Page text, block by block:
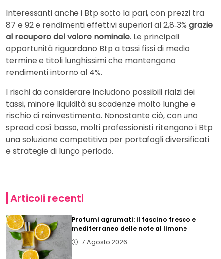
Interessanti anche i Btp sotto la pari, con prezzi tra
87 e 92 e rendimenti effettivi superiori al 2,8‑3% grazie
al recupero del valore nominale. Le principali
opportunità riguardano Btp a tassi fissi di medio
termine e titoli lunghissimi che mantengono
rendimenti intorno al 4%.
I rischi da considerare includono possibili rialzi dei
tassi, minore liquidità su scadenze molto lunghe e
rischio di reinvestimento. Nonostante ciò, con uno
spread così basso, molti professionisti ritengono i Btp
una soluzione competitiva per portafogli diversificati
e strategie di lungo periodo.
Articoli recenti
Profumi agrumati: il fascino fresco e
mediterraneo delle note al limone
7 Agosto 2026